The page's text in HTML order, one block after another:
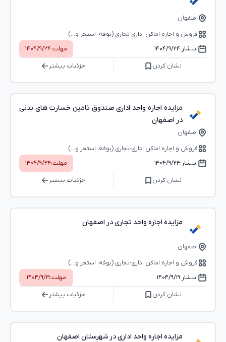
اصفهان
فروش و اجاره اماکن اداری-تجاری (بوفه، استخر و...)
انتشار:۱۴۰۴/۹/۲۴ مهلت:۱۴۰۴/۹/۲۴
نشان کردن جزئیات بیشتر
مزایده اجاره واحد اداری صندوق تامین خسارت های بدنی
در اصفهان
اصفهان
فروش و اجاره اماکن اداری-تجاری (بوفه، استخر و...)
انتشار:۱۴۰۴/۹/۲۴ مهلت:۱۴۰۴/۹/۲۴
نشان کردن جزئیات بیشتر
مزایده اجاره واحد تجاری در اصفهان
اصفهان
فروش و اجاره اماکن اداری-تجاری (بوفه، استخر و...)
انتشار:۱۴۰۴/۹/۱۹ مهلت:۱۴۰۴/۹/۱۹
نشان کردن جزئیات بیشتر
مزایده اجاره واحد اداری در شهرستان اصفهان